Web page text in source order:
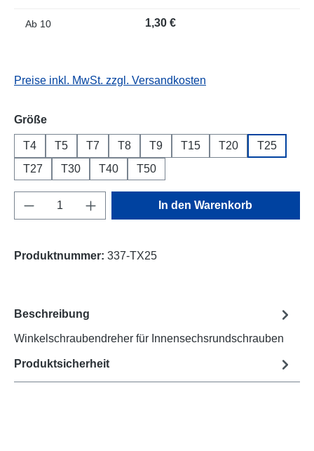
Ab 10 1,30 €
Preise inkl. MwSt. zzgl. Versandkosten
Größeauswählen
T4 T5 T7 T8 T9 T15 T20
T25
T27
T30 T40 T50
Produkt Anzahl: Gib den gewünschten
In den Warenkorb
Produktnummer: 337-TX25
Beschreibung
Winkelschraubendreher für Innensechsrundschrauben
Produktsicherheit